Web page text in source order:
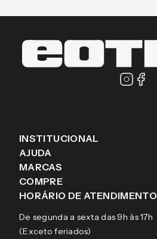
INSTITUCIONAL
Fale conosco
Blog
Sobre a eÓtica
Aviso de privacidade
Termos e condições de uso
AJUDA
Como comprar
Trocas e Devoluções
Pagamentos
Garantias
MARCAS
Ray-Ban
Tecnol
Arnette
COMPRE
Óculos de sol
Lentes de contato
HORÁRIO DE ATENDIMENTO
De segunda a sexta das 9h às 17h
(Exceto feriados)